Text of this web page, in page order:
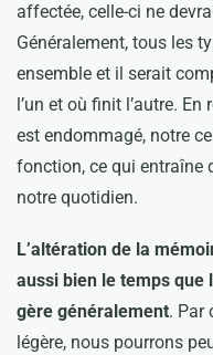
affectée, celle-ci ne
Généralement, tous les
ensemble et il serait
l’un et où finit l’autre. En
est endommagé, notre
fonction, ce qui entraîne
notre quotidien.
L’altération de la
aussi bien le temps que
gère généralement. Par
légère, nous pourrons